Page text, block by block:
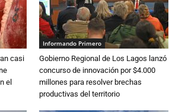
casi
el
Informando Primero
Gobierno Regional de Los Lagos lanzó
concurso de innovación por $4.000
millones para resolver brechas
productivas del territorio